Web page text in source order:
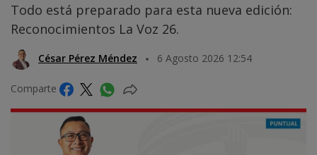
Todo está preparado para esta nueva edición:
Reconocimientos La Voz 26.
César Pérez Méndez 6 Agosto 2026 12:54
Comparte